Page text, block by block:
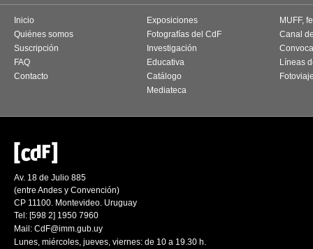
Inicio
Quiénes somos
Suscripción
FAQ
Contacto
Exposiciones
Fotografías del CdF
Investigación
Educativa
Catálogo
Mediateca
MUFF,
Canal
Líneas
Av. 18 de Julio 885
(entre Andes y Convención)
CP 11100. Montevideo. Uruguay
Tel: [598 2] 1950 7960
Mail: CdF@imm.gub.uy
Lunes, miércoles, jueves, viernes: de 10 a 19.30 h.